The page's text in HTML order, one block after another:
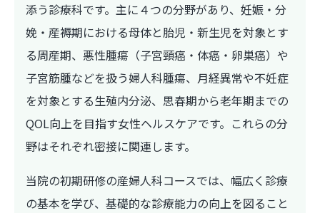
添う診療科です。主に４つの分野があり、妊娠・分
娩・産褥期における母体と胎児・新生児を対象とす
る周産期、悪性腫瘍（子宮頸癌・体癌・卵巣癌）や
子宮筋腫などを扱う婦人科腫瘍、月経異常や不妊症
を対象とする生殖内分泌、思春期から老年期までの
QOL向上を目指す女性ヘルスケアです。これらの分
野はそれぞれ密接に関連します。
当院の初期研修の産婦人科コースでは、幅広く診療
の基本を学び、基礎的な診療能力の向上を図ること